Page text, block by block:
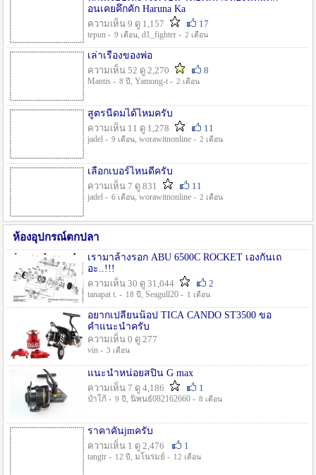
อนเคยคึกคัก Haruna Ka
ความเห็น 9 ดู 1,157
17
tepun - 9 เดือน, d1_fighter - 2 เดือน
เล่าเรื่องของพ่อ
ความเห็น 52 ดู 2,270
8
Mantis - 8 ปี , Yamong-t - 2 เดือน
สูตรนี้ดมได้ไหมครับ
ความเห็น 11 ดู 1,278
11
jadel - 9 เดือน, worawitnonline - 2 เดือน
เลือกเบอร์ไหนดีครับ
ความเห็น 7 ดู 831
11
jadel - 6 เดือน, worawitnonline - 2 เดือน
ห้องอุปกรณ์ตกปลา
เรามาล้างรอก ABU 6500C ROCKET เองกันเถ
อะ..!!!
ความเห็น 30 ดู 31,044
2
tanapat t. - 18 ปี , Seagull20 - 1 เดือน
อยากเปลี่ยนน็อป TICA CANDO ST3500 ขอ
คำแนะนำครับ
ความเห็น 0 ดู 277
vin - 3 เดือน
แนะนำหน่อยสปิน G max
ความเห็น 7 ดู 4,186
1
ป๋าโก้ - 9 ปี , นิพนธ์082162660 - 8 เดือน
ราคาคันjmครับ
ความเห็น 1 ดู 2,476
1
tangtr - 12 ปี , มโนรมย์ - 12 เดือน